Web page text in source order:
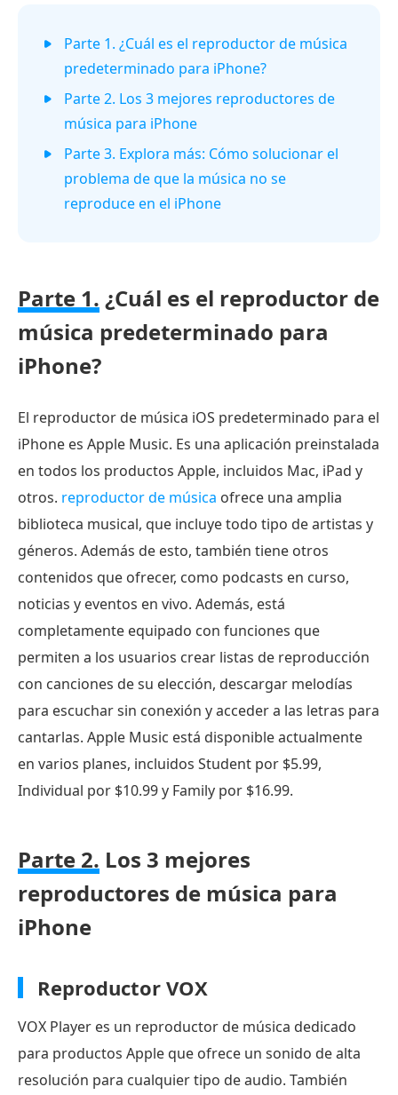
Parte 1. ¿Cuál es el reproductor de música
predeterminado para iPhone?
Parte 2. Los 3 mejores reproductores de
música para iPhone
Parte 3. Explora más: Cómo solucionar el
problema de que la música no se
reproduce en el iPhone
Parte 1. ¿Cuál es el reproductor de
música predeterminado para
iPhone?
El reproductor de música iOS predeterminado para el
iPhone es Apple Music. Es una aplicación preinstalada
en todos los productos Apple, incluidos Mac, iPad y
otros. reproductor de música ofrece una amplia
biblioteca musical, que incluye todo tipo de artistas y
géneros. Además de esto, también tiene otros
contenidos que ofrecer, como podcasts en curso,
noticias y eventos en vivo. Además, está
completamente equipado con funciones que
permiten a los usuarios crear listas de reproducción
con canciones de su elección, descargar melodías
para escuchar sin conexión y acceder a las letras para
cantarlas. Apple Music está disponible actualmente
en varios planes, incluidos Student por $5.99,
Individual por $10.99 y Family por $16.99.
Parte 2. Los 3 mejores
reproductores de música para
iPhone
Reproductor VOX
VOX Player es un reproductor de música dedicado
para productos Apple que ofrece un sonido de alta
resolución para cualquier tipo de audio. También